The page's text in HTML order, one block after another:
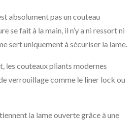
absolument pas un couteau
se fait à la main, il n’y a ni ressort ni
sert uniquement à sécuriser la lame.
les couteaux pliants modernes
verrouillage comme le liner lock ou
la lame ouverte grâce à une